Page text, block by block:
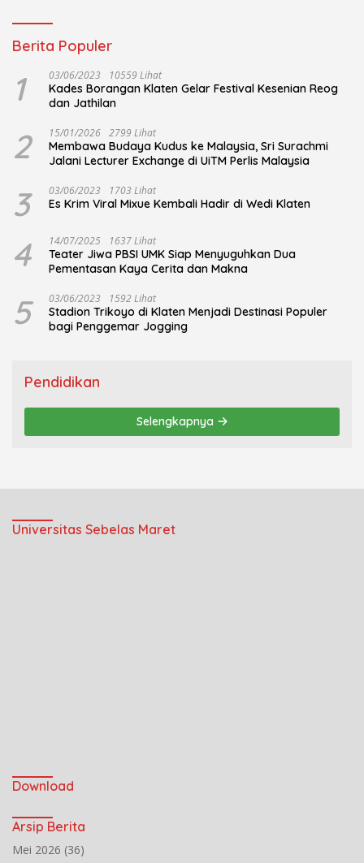
Berita Populer
1 03/06/2023 10559 Lihat
Kades Borangan Klaten Gelar Festival Kesenian Reog
dan Jathilan
2 15/01/2026 2799 Lihat
Membawa Budaya Kudus ke Malaysia, Sri Surachmi
Jalani Lecturer Exchange di UiTM Perlis Malaysia
3 03/06/2023 1703 Lihat
Es Krim Viral Mixue Kembali Hadir di Wedi Klaten
4 14/07/2025 1637 Lihat
Teater Jiwa PBSI UMK Siap Menyuguhkan Dua
Pementasan Kaya Cerita dan Makna
5 03/06/2023 1592 Lihat
Stadion Trikoyo di Klaten Menjadi Destinasi Populer
bagi Penggemar Jogging
Pendidikan
Selengkapnya
Universitas Sebelas Maret
Download
Arsip Berita
Mei 2026 (36)